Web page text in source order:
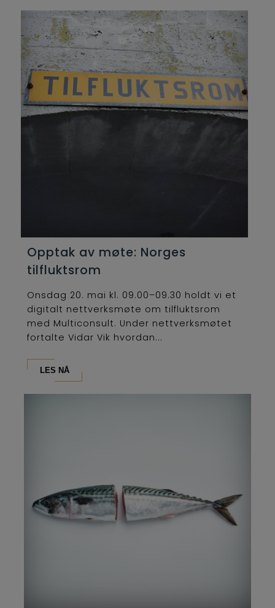
Opptak av møte: Norges
tilfluktsrom
Onsdag 20. mai kl. 09.00–09.30 holdt vi et
digitalt nettverksmøte om tilfluktsrom
med Multiconsult. Under nettverksmøtet
fortalte Vidar Vik hvordan...
LES NÅ